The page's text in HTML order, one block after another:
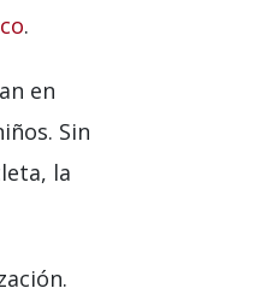
.
en
Sin
la